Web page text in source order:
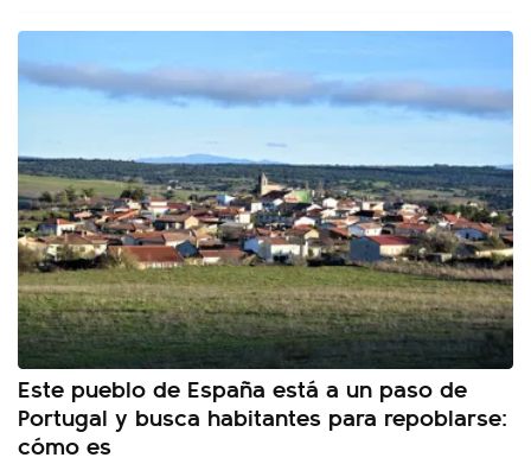
Este pueblo de España está a un paso de
Portugal y busca habitantes para repoblarse:
cómo es